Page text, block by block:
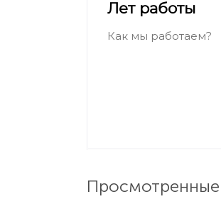
Лет работы
Как мы работаем?